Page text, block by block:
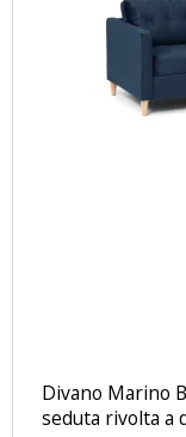
Divano Marino
seduta rivolta a